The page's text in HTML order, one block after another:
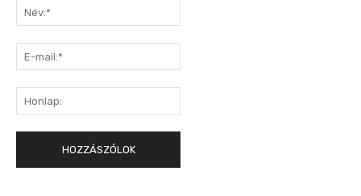
mail:*